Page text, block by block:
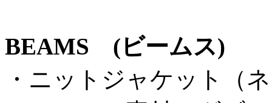
BEAMS (ビームス)
・ニットジャケット（